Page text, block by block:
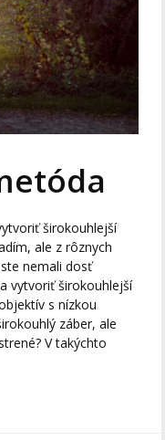
širokouhlejší
ale z rôznych
nemali dosť
vytvoriť širokouhlejší
s nízkou
záber, ale
V takýchto